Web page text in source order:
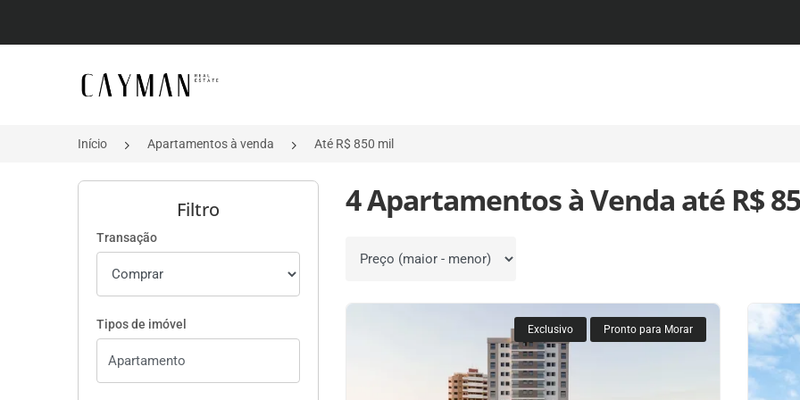
Página inicial
Início Apartamentos à venda Até R$ 850 mil
Filtro
Transação
Tipos de imóvel
4 Apartamentos à Venda até R$
Ordenar por
Exclusivo Pronto para Morar